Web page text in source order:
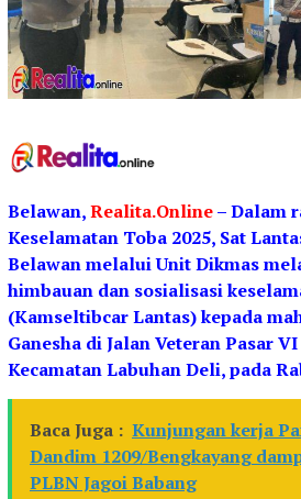
Belawan,Realita.Online– Dalam
Keselamatan Toba 2025, Sat
Belawan melalui Unit Dikmas
himbauan dan sosialisasi
(Kamseltibcar Lantas) kepada
Ganesha di Jalan Veteran Pasar
Kecamatan Labuhan Deli, pada
Baca Juga : Kunjungan kerja
Dandim 1209/Bengkayang
PLBN Jagoi Babang